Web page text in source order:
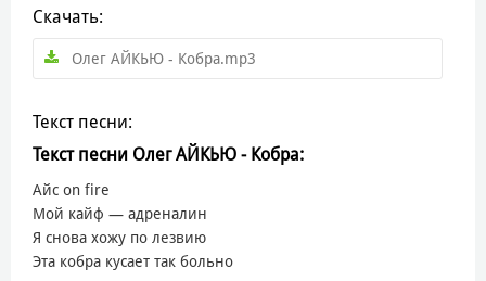
Скачать:
Олег АЙКЬЮ - Кобра.mp3
Текст песни:
Текст песни Олег АЙКЬЮ - Кобра:
Айс on fire
Мой кайф — адреналин
Я снова хожу по лезвию
Эта кобра кусает так больно